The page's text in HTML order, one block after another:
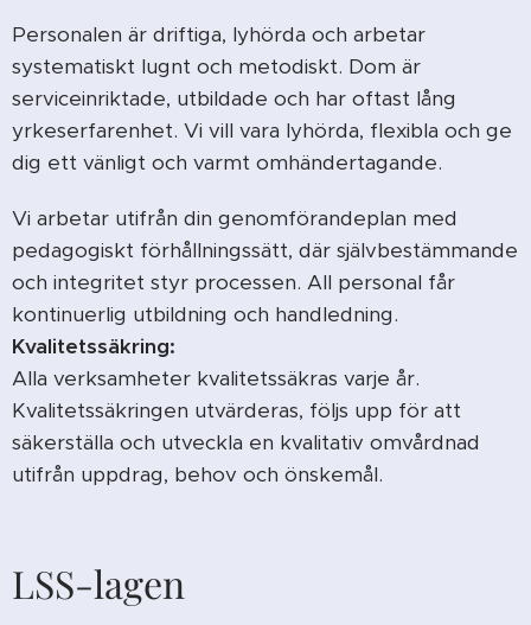
Personalen är driftiga, lyhörda och arbetar
systematiskt lugnt och metodiskt. Dom är
serviceinriktade, utbildade och har oftast lång
yrkeserfarenhet. Vi vill vara lyhörda, flexibla och ge
dig ett vänligt och varmt omhändertagande.
Vi arbetar utifrån din genomförandeplan med
pedagogiskt förhållningssätt, där självbestämmande
och integritet styr processen. All personal får
kontinuerlig utbildning och handledning.
Kvalitetssäkring:
Alla verksamheter kvalitetssäkras varje år.
Kvalitetssäkringen utvärderas, följs upp för att
säkerställa och utveckla en kvalitativ omvårdnad
utifrån uppdrag, behov och önskemål.
LSS-lagen